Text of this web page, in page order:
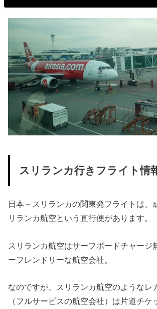
スリランカ行きフライト情
日本～スリランカの関東発フライトは、
リランカ航空という直行便があります。
スリランカ航空はサーフボードチャージ
ーフレンドリーな航空会社。
なのですが、スリランカ航空のようなレ
（フルサービスの航空会社）は片道チケ